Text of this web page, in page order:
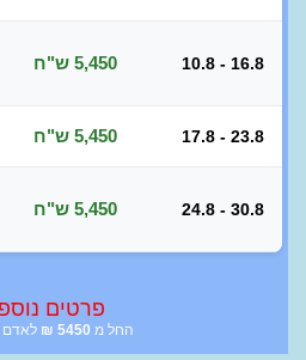
10.8 - 16.8 5,450 ש"ח
17.8 - 23.8 5,450 ש"ח
24.8 - 30.8 5,450 ש"ח
פרטים
החל מ 5450
₪ לאדם